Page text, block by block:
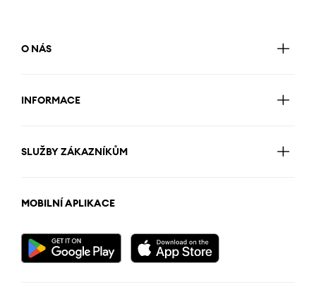
O NÁS
INFORMACE
SLUŽBY ZÁKAZNÍKŮM
MOBILNÍ APLIKACE